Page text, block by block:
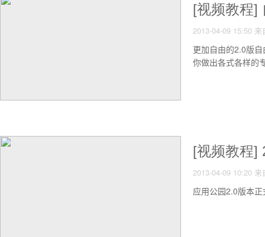
[视频教程]
2013-04-09 15:50 来
更加自由的2.0版
你做出各式各样的
[视频教程]
2013-04-09 10:20 来
应用公园2.0版本